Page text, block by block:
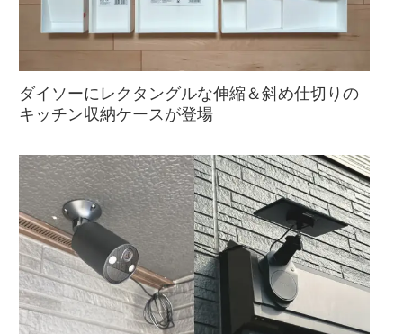
ダイソーにレクタングルな伸縮＆斜め仕切りの
キッチン収納ケースが登場